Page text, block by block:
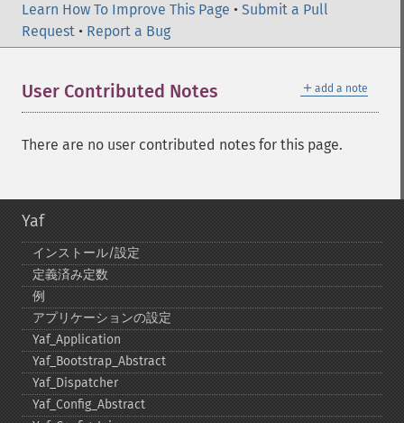
Learn How To Improve This Page • Submit a Pull
Request • Report a Bug
＋ add a note
User Contributed Notes
There are no user contributed notes for this page.
Yaf
インストール/設定
定義済み定数
例
アプリケーションの設定
Yaf_​Application
Yaf_​Bootstrap_​Abstract
Yaf_​Dispatcher
Yaf_​Config_​Abstract